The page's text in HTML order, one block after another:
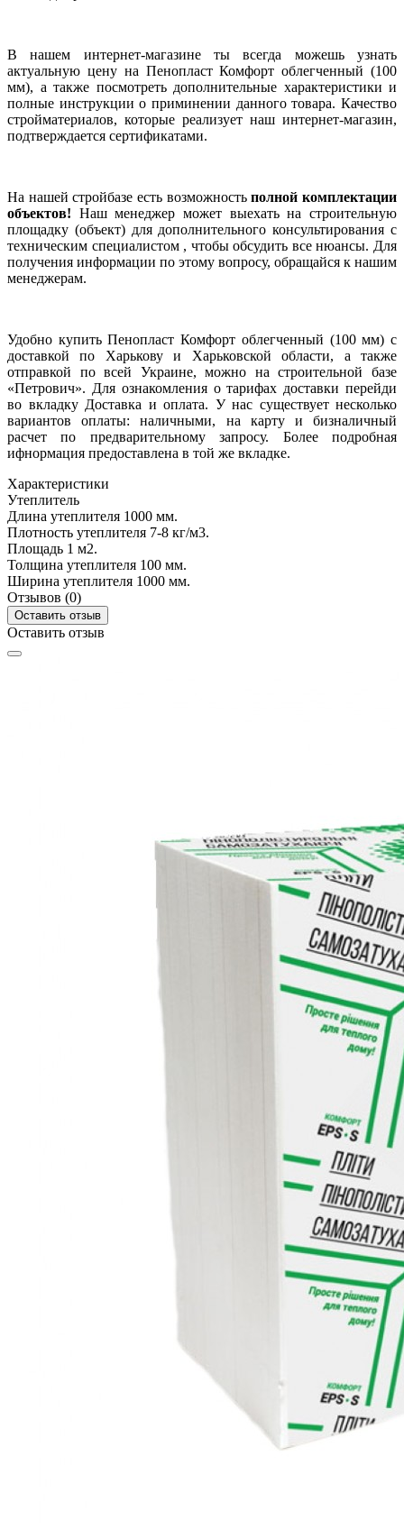
В нашем интернет-магазине ты всегда можешь узнать
актуальную цену на Пенопласт Комфорт облегченный (100
мм), а также посмотреть дополнительные характеристики и
полные инструкции о приминении данного товара. Качество
стройматериалов, которые реализует наш интернет-магазин,
подтверждается сертификатами.
На нашей стройбазе есть возможностьполной комплектации
объектов! Наш менеджер может выехать на строительную
площадку (объект) для дополнительного консультирования с
техническим специалистом , чтобы обсудить все нюансы. Для
получения информации по этому вопросу, обращайся к нашим
менеджерам.
Удобно купить Пенопласт Комфорт облегченный (100 мм) с
доставкой по Харькову и Харьковской области, а также
отправкой по всей Украине, можно на строительной базе
«Петрович». Для ознакомления о тарифах доставки перейди
во вкладку Доставка и оплата. У нас существует несколько
вариантов оплаты: наличными, на карту и бизналичный
расчет по предварительному запросу. Более подробная
ифнормация предоставлена в той же вкладке.
Характеристики
Утеплитель
Длина утеплителя 1000 мм.
Плотность утеплителя 7-8 кг/м3.
Площадь 1 м2.
Толщина утеплителя 100 мм.
Ширина утеплителя 1000 мм.
Отзывов (0)
Оставить отзыв
Оставить отзыв